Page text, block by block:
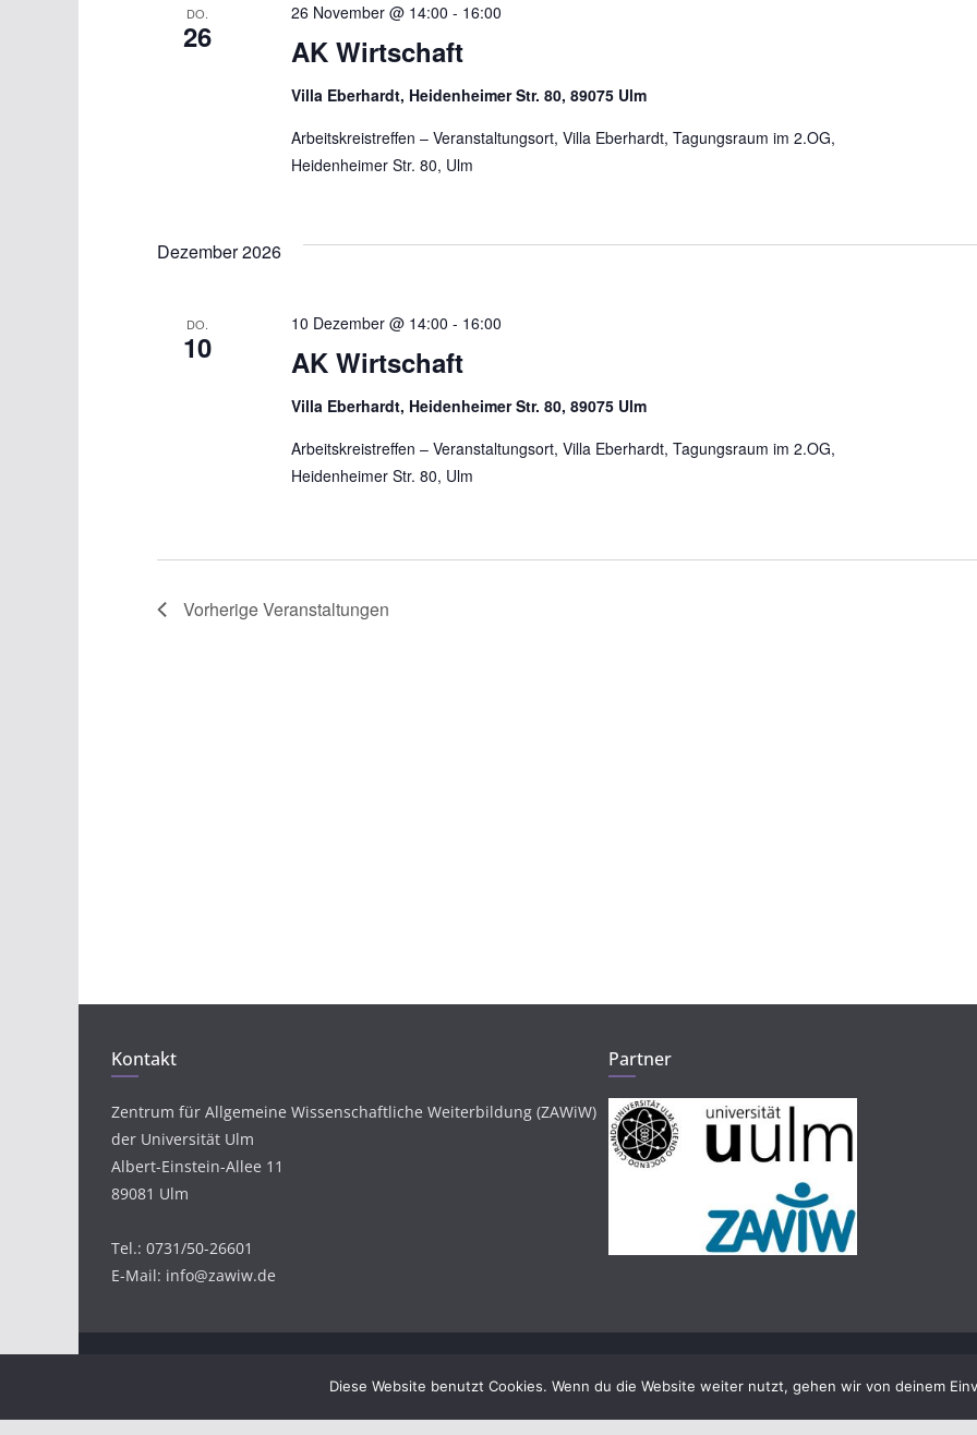
DO.
26 AK Wirtschaft
26 November @ 14:00 - 16:00
Villa Eberhardt, Heidenheimer Str. 80, 89075 Ulm
Arbeitskreistreffen – Veranstaltungsort, Villa Eberhardt, Tagungsraum im 2.OG,
Heidenheimer Str. 80, Ulm
Dezember 2026
DO.
10 AK Wirtschaft
10 Dezember @ 14:00 - 16:00
Villa Eberhardt, Heidenheimer Str. 80, 89075 Ulm
Arbeitskreistreffen – Veranstaltungsort, Villa Eberhardt, Tagungsraum im 2.OG,
Heidenheimer Str. 80, Ulm
VorherigeVeranstaltungen
Kontakt
Zentrum für Allgemeine Wissenschaftliche Weiterbildung (ZAWiW)
der Universität Ulm
Albert-Einstein-Allee 11
89081 Ulm
Tel.: 0731/50-26601
E-Mail: info@zawiw.de
Partner
von ThemeGrill. Präsentiert vonWordPress.
Diese Website benutzt Cookies. Wenn du die Website weiter nutzt, gehen wir von deinem